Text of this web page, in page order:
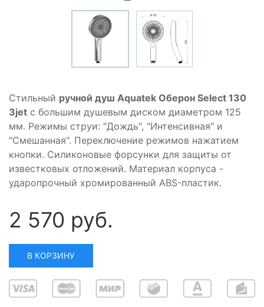
Стильный ручной душ Aquatek Оберон Select 130
3jet с большим душевым диском диаметром 125
мм. Режимы струи: "Дождь", "Интенсивная" и
"Смешанная". Переключение режимов нажатием
кнопки. Силиконовые форсунки для защиты от
известковых отложений. Материал корпуса -
ударопрочный хромированный ABS-пластик.
2 570 руб.
В КОРЗИНУ